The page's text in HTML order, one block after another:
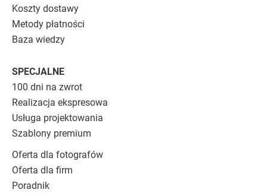
Koszty dostawy
Metody płatności
Baza wiedzy
SPECJALNE
100 dni na zwrot
Realizacja ekspresowa
Usługa projektowania
Szablony premium
Oferta dla fotografów
Oferta dla firm
Poradnik